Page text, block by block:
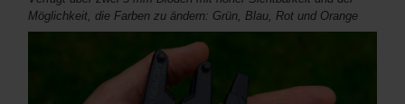
Möglichkeit, die Farben zu ändern: Grün, Blau, Rot und Orange